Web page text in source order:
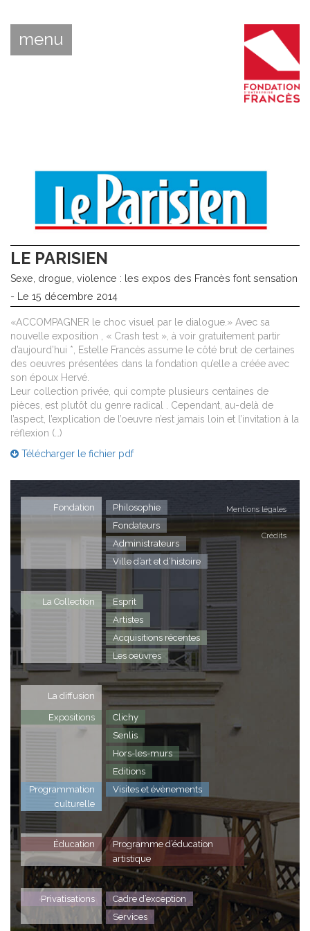
menu
LE PARISIEN
Sexe, drogue, violence : les expos des Francès font sensation
- Le 15 décembre 2014
«ACCOMPAGNER le choc visuel par le dialogue.» Avec sa
nouvelle exposition , « Crash test », à voir gratuitement partir
d’aujourd’hui *, Estelle Francès assume le côté brut de certaines
des oeuvres présentées dans la fondation qu’elle a créée avec
son époux Hervé.
Leur collection privée, qui compte plusieurs centaines de
pièces, est plutôt du genre radical . Cependant, au-delà de
l’aspect, l’explication de l’oeuvre n’est jamais loin et l’invitation à la
réflexion (…)
Télécharger le fichier pdf
Mentions légales
Crédits
Fondation
Philosophie
Fondateurs
Administrateurs
Ville d’art et d’histoire
La Collection
Esprit
Artistes
Acquisitions récentes
Les oeuvres
La diffusion
Expositions
Clichy
Senlis
Hors-les-murs
Editions
Programmation
culturelle
Visites et évènements
Éducation
Programme d’éducation
artistique
Privatisations
Cadre d’exception
Services